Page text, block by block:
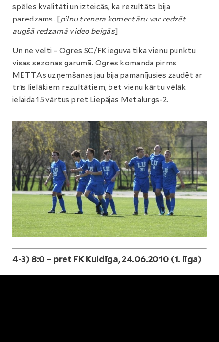
spēles kvalitāti un izteicās, ka rezultāts bija
paredzams. [pilnu trenera komentāru var redzēt
augšā redzamā video beigās]
Un ne velti – Ogres SC/FK ieguva tika vienu punktu
visas sezonas garumā. Ogres komanda pirms
METTAs uzņemšanas jau bija pamanījusies zaudēt ar
trīs lielākiem rezultātiem, bet vienu kārtu vēlāk
ielaida 15 vārtus pret Liepājas Metalurgs-2.
4-3) 8:0 – pret FK Kuldīga, 24.06.2010 (1. līga)